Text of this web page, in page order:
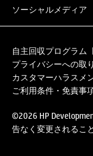
ソーシャルメディア
自主回収プログラム
プライバシーへの取
カスタマーハラスメ
ご利用条件・免責事
©2026 HP
告なく変更されるこ